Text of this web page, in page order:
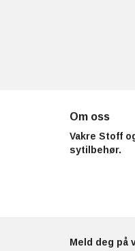
Om oss
Vakre Stoff
sytilbehør.
Meld deg på